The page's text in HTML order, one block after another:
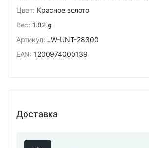
Цвет: Красное золото
Вес: 1.82 g
Артикул: JW-UNT-28300
EAN: 1200974000139
Доставка